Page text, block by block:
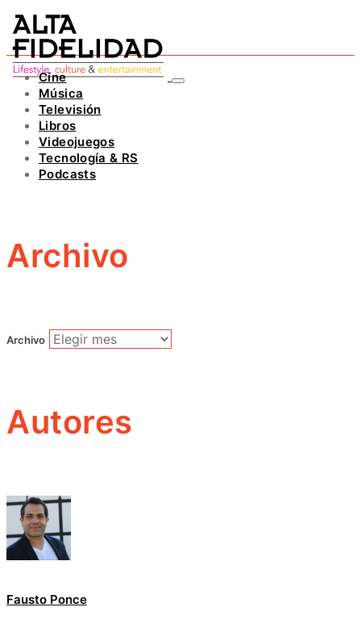
Cine
Música
Televisión
Libros
Videojuegos
Tecnología & RS
Podcasts
Archivo
Archivo
Autores
Fausto Ponce